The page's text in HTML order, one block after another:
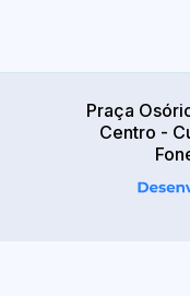
Praça
Centro -